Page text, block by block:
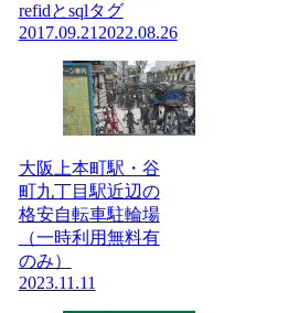
refidとsqlタグ
2017.09.21 2022.08.26
大阪上本町駅・谷
町九丁目駅近辺の
格安自転車駐輪場
（一時利用無料有
のみ）
2023.11.11